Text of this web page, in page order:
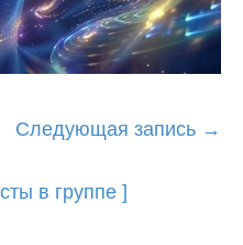
Следующая запись →
в группе ]